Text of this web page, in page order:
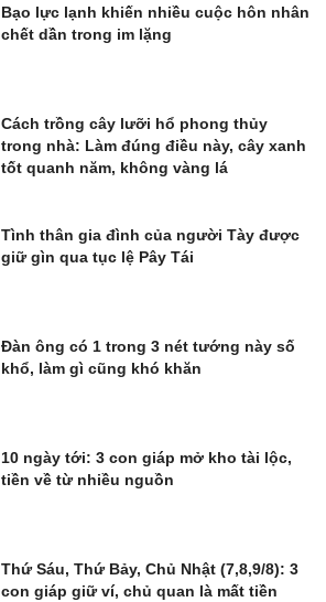
Bạo lực lạnh khiến nhiều cuộc hôn nhân
chết dần trong im lặng
Cách trồng cây lưỡi hổ phong thủy
trong nhà: Làm đúng điều này, cây xanh
tốt quanh năm, không vàng lá
Tình thân gia đình của người Tày được
giữ gìn qua tục lệ Pây Tái
Đàn ông có 1 trong 3 nét tướng này số
khổ, làm gì cũng khó khăn
10 ngày tới: 3 con giáp mở kho tài lộc,
tiền về từ nhiều nguồn
Thứ Sáu, Thứ Bảy, Chủ Nhật (7,8,9/8): 3
con giáp giữ ví, chủ quan là mất tiền